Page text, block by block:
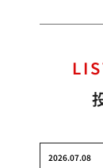
2026.07.08